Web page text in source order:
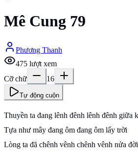
Mê Cung 79
Phương Thanh
475 lượt xem
Cỡ chữ
16
Tự động cuộn
Thuyền ta đang lênh đênh lênh đênh giữa
Tựa như mây đang ôm đang ôm lấy trời
Lòng ta đã chênh vênh chênh vênh nửa đời